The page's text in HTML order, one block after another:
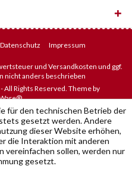
Datenschutz Impressum
und Versandkosten und ggf.
nicht anders beschrieben
All Rights Reserved. Theme by
für den technischen Betrieb der
gesetzt werden. Andere
dieser Website erhöhen,
die Interaktion mit anderen
vereinfachen sollen, werden nur
gesetzt.